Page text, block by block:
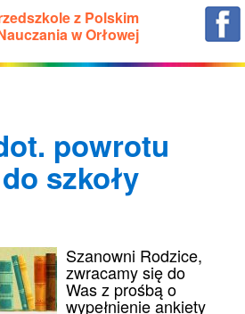
z Polskim
w Orłowej
powrotu
szkoły
Szanowni Rodzice,
zwracamy się do
Was z prośbą o
wypełnienie ankiety